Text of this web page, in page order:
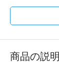
商品の説明